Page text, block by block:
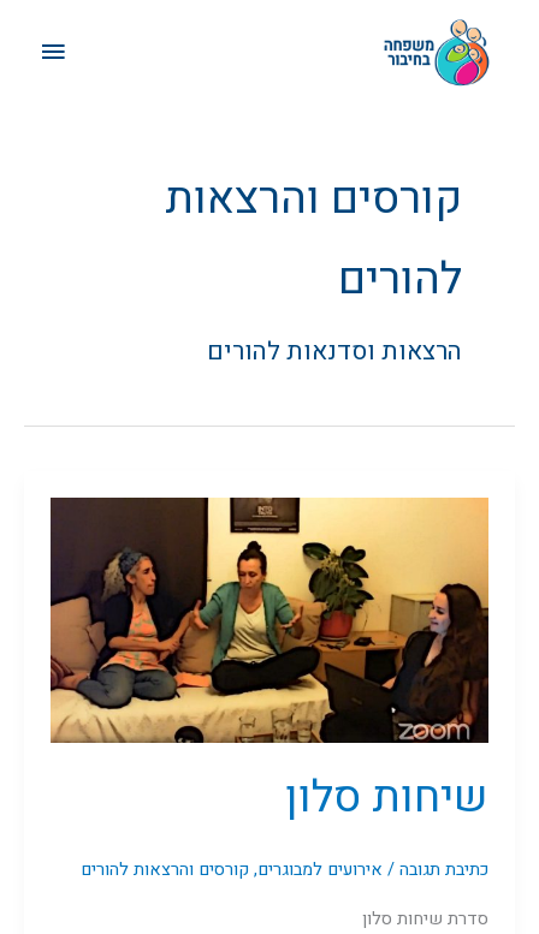
קורסים והרצאות
להורים
הרצאות וסדנאות להורים
שיחות סלון
כתיבת תגובה/ אירועים למבוגרים, קורסים והרצאות להורים
סדרת שיחות סלון